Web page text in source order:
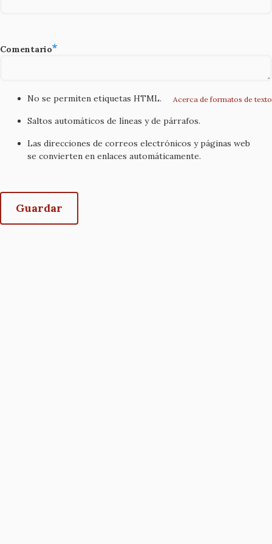
Comentario
Acerca de formatos de texto
No se permiten etiquetas HTML.
Saltos automáticos de líneas y de párrafos.
Las direcciones de correos electrónicos y páginas web
se convierten en enlaces automáticamente.